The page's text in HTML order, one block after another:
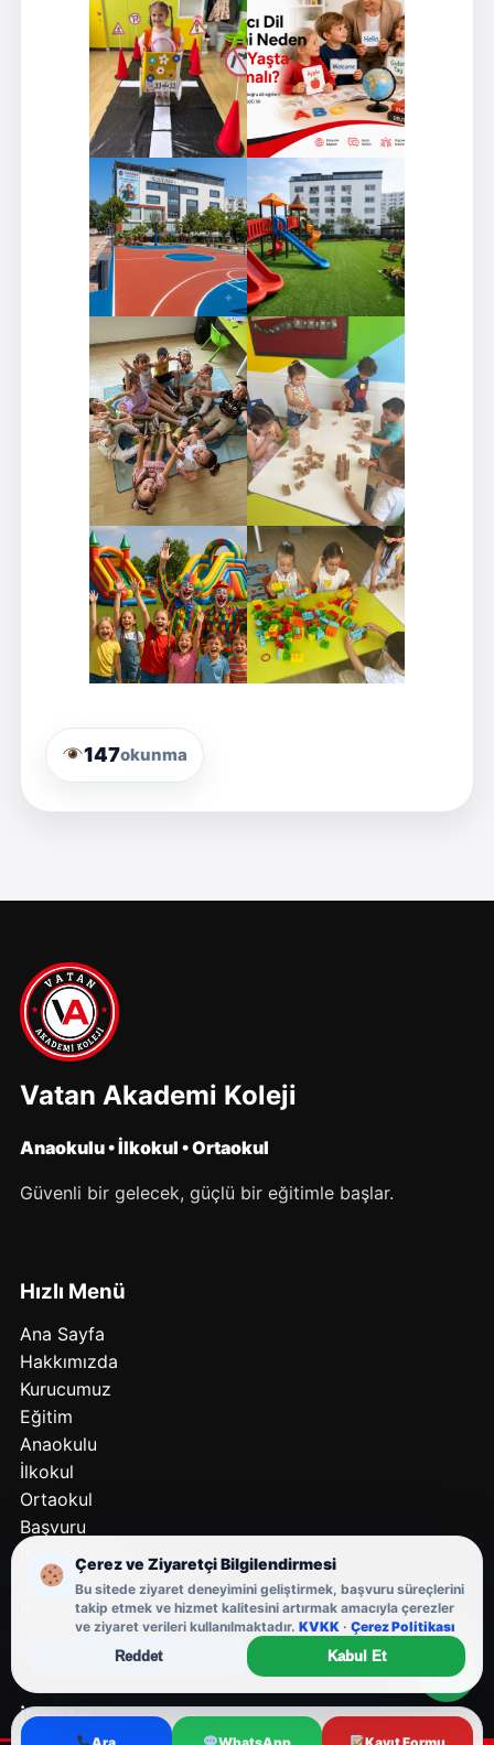
147okunma
Vatan Akademi Koleji
Anaokulu • İlkokul • Ortaokul
Güvenli bir gelecek, güçlü bir eğitimle başlar.
Hızlı Menü
Ana Sayfa
Hakkımızda
Kurucumuz
Eğitim
Anaokulu
İlkokul
Ortaokul
Başvuru
İş Başvuru
Öğrenci Kayıt
İletişim
Üye Girişi
İletişim
Ara WhatsApp Kayıt Formu
Çerez ve Ziyaretçi Bilgilendirmesi
Bu sitede ziyaret deneyimini geliştirmek, başvuru süreçlerini
takip etmek ve hizmet kalitesini artırmak amacıyla çerezler
ve ziyaret verileri kullanılmaktadır. KVKK · Çerez Politikası
Reddet
Kabul Et